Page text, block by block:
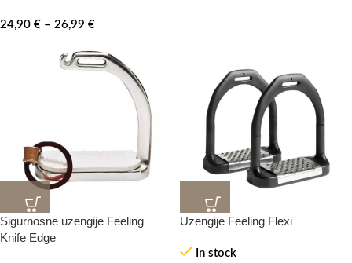
24,90 € – 26,99 €
Sigurnosne uzengije Feeling
Knife Edge
Uzengije Feeling Flexi
In stock